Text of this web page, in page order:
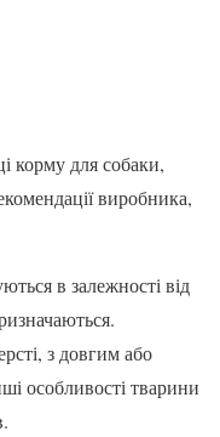
корму для собаки,
виробника,
в залежності від
з довгим або
особливості тварини